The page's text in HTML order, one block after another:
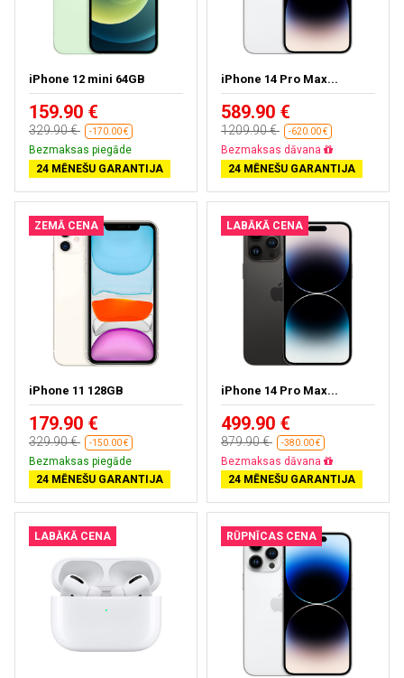
iPhone 12 mini 64GB
159.90 €
329.90 € -170.00 €
Bezmaksas piegāde
24 MĒNEŠU GARANTIJA
iPhone 14 Pro Max...
589.90 €
1209.90 € -620.00 €
Bezmaksas dāvana
24 MĒNEŠU GARANTIJA
ZEMĀ CENA
iPhone 11 128GB
179.90 €
329.90 € -150.00 €
Bezmaksas piegāde
24 MĒNEŠU GARANTIJA
LABĀKĀ CENA
iPhone 14 Pro Max...
499.90 €
879.90 € -380.00 €
Bezmaksas dāvana
24 MĒNEŠU GARANTIJA
LABĀKĀ CENA RŪPNĪCAS CENA